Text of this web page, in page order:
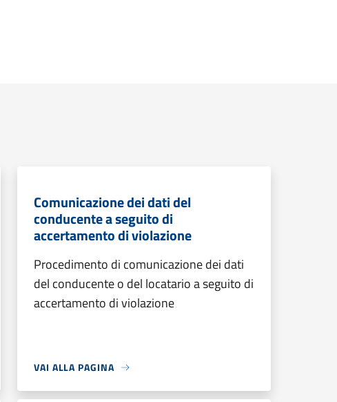
Comunicazione dei dati del
conducente a seguito di
accertamento di violazione
Procedimento di comunicazione dei dati
del conducente o del locatario a seguito di
accertamento di violazione
VAI ALLA PAGINA